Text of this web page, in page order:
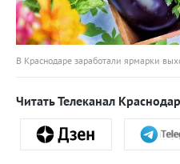
В Краснодаре заработали ярмарки
Читать Телеканал